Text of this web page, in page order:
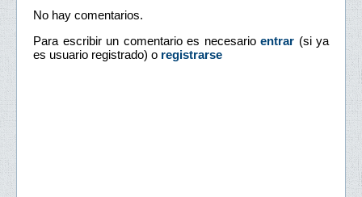
No hay comentarios.
Para escribir un comentario es necesario entrar (si ya
es usuario registrado) o registrarse